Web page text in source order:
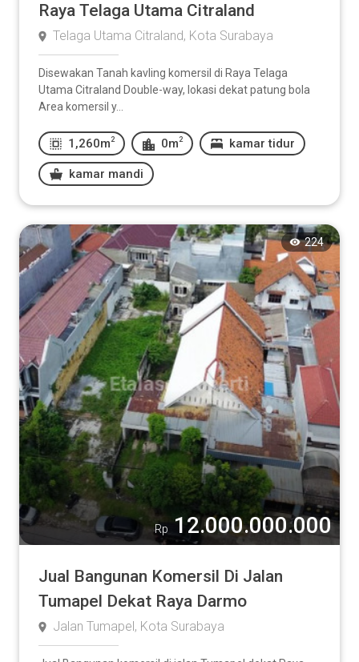
Raya Telaga Utama Citraland
Telaga Utama Citraland, Kota Surabaya
Disewakan Tanah kavling komersil di Raya Telaga
Utama Citraland Double-way, lokasi dekat patung bola
Area komersil y...
1,260m 2 0m 2 kamar tidur
kamar mandi
224
Rp 12.000.000.000
Jual Bangunan Komersil Di Jalan
Tumapel Dekat Raya Darmo
Jalan Tumapel, Kota Surabaya